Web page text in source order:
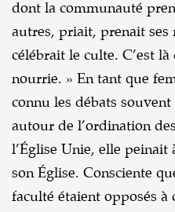
dont la communauté
autres, priait, prenait ses
célébrait le culte. C’est là
nourrie. » En tant que
connu les débats souvent
autour de l’ordination
l’Église Unie, elle
son Église. Consciente
faculté étaient opposés à